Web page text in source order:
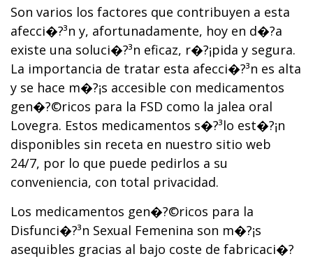
Son varios los factores que contribuyen a esta
afecci�?³n y, afortunadamente, hoy en d�?­a
existe una soluci�?³n eficaz, r�?¡pida y segura.
La importancia de tratar esta afecci�?³n es alta
y se hace m�?¡s accesible con medicamentos
gen�?©ricos para la FSD como la jalea oral
Lovegra. Estos medicamentos s�?³lo est�?¡n
disponibles sin receta en nuestro sitio web
24/7, por lo que puede pedirlos a su
conveniencia, con total privacidad.
Los medicamentos gen�?©ricos para la
Disfunci�?³n Sexual Femenina son m�?¡s
asequibles gracias al bajo coste de fabricaci�?